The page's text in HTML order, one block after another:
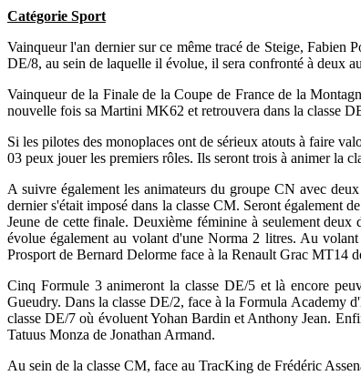
Catégorie Sport
Vainqueur l'an dernier sur ce même tracé de Steige, Fabien
DE/8, au sein de laquelle il évolue, il sera confronté à deux
Vainqueur de la Finale de la Coupe de France de la
nouvelle fois sa Martini MK62 et retrouvera dans la classe
Si les pilotes des monoplaces ont de sérieux atouts à faire
03 peux jouer les premiers rôles. Ils seront trois à animer la
A suivre également les animateurs du groupe CN avec
dernier s'était imposé dans la classe CM. Seront
Jeune de cette finale. Deuxième féminine à seulement
évolue également au volant d'une Norma 2 litres. Au
Prosport de Bernard Delorme face à la Renault Grac MT14
Cinq Formule 3 animeront la classe DE/5 et là encore
Gueudry. Dans la classe DE/2, face à la Formula Academy
classe DE/7 où évoluent Yohan Bardin et Anthony Jean.
Tatuus Monza de Jonathan Armand.
Au sein de la classe CM, face au TracKing de Frédéric